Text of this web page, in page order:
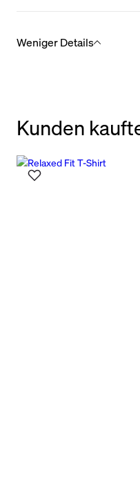
Weniger Details
Kunden